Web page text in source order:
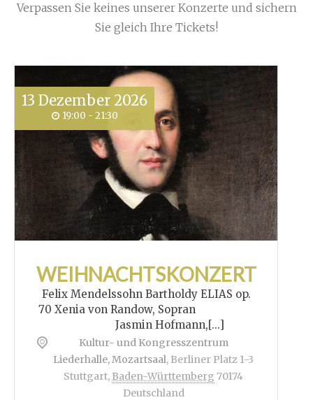
Verpassen Sie keines unserer Konzerte und sichern
Sie gleich Ihre Tickets!
13 Dezember 2026
19:00 - 21:30
WEIHNACHTSKONZERT
Felix Mendelssohn Bartholdy ELIAS op.
70 Xenia von Randow, Sopran
Jasmin Hofmann,[...]
Kultur- und Kongresszentrum
Liederhalle, Mozartsaal, Berliner Platz 1-3
Stuttgart, Baden-Württemberg 70174
Deutschland